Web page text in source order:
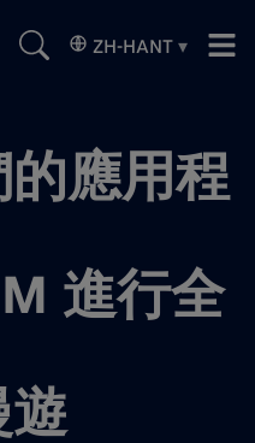
ZH-HANT ▾
應用程
進行全
遊